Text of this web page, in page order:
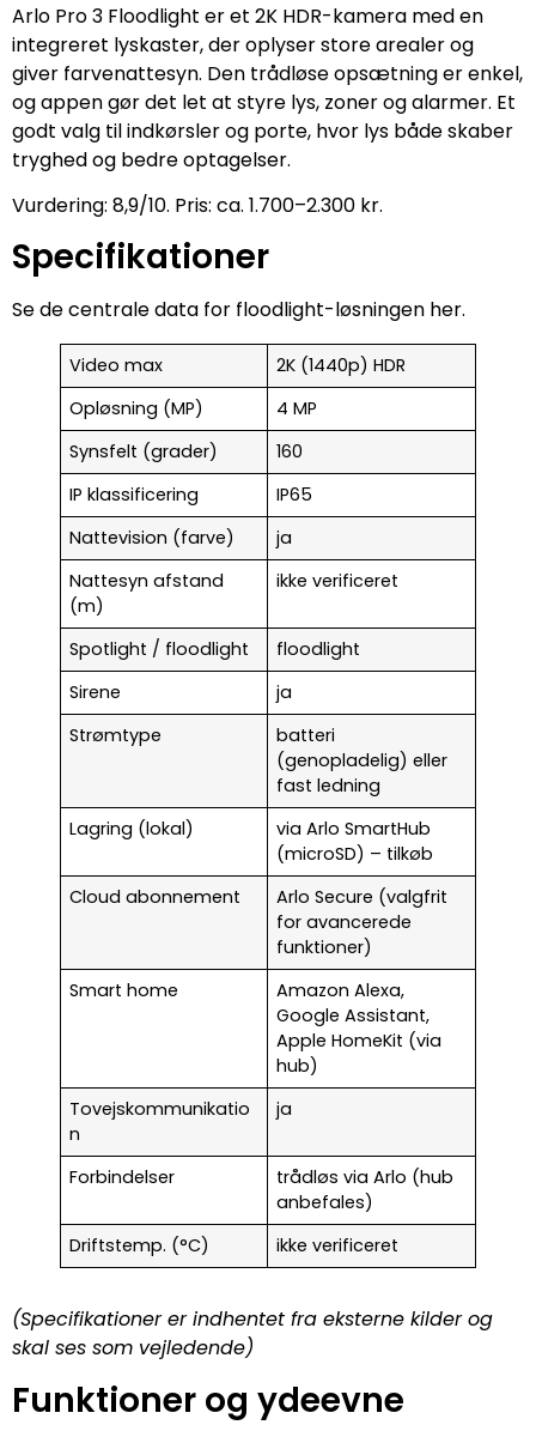
Arlo Pro 3 Floodlight er et 2K HDR-kamera med en
integreret lyskaster, der oplyser store arealer og
giver farvenattesyn. Den trådløse opsætning er enkel,
og appen gør det let at styre lys, zoner og alarmer. Et
godt valg til indkørsler og porte, hvor lys både skaber
tryghed og bedre optagelser.
Vurdering: 8,9/10. Pris: ca. 1.700–2.300 kr.
Specifikationer
Se de centrale data for floodlight-løsningen her.
Video max
2K (1440p) HDR
Opløsning (MP)
4 MP
Synsfelt (grader)
160
IP klassificering
IP65
Nattevision (farve)
ja
Nattesyn afstand
(m)
ikke verificeret
Spotlight / floodlight
floodlight
Sirene
ja
Strømtype
batteri
(genopladelig) eller
fast ledning
Lagring (lokal)
via Arlo SmartHub
(microSD) – tilkøb
Cloud abonnement
Arlo Secure (valgfrit
for avancerede
funktioner)
Smart home
Amazon Alexa,
Google Assistant,
Apple HomeKit (via
hub)
Tovejskommunikatio
n
ja
Forbindelser
trådløs via Arlo (hub
anbefales)
Driftstemp. (°C)
ikke verificeret
(Specifikationer er indhentet fra eksterne kilder og
skal ses som vejledende)
Funktioner og ydeevne